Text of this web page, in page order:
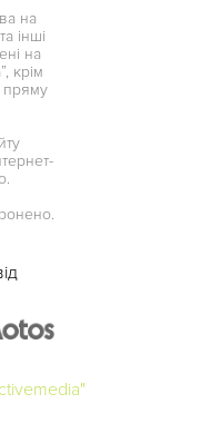
на
інші
на
крім
пряму